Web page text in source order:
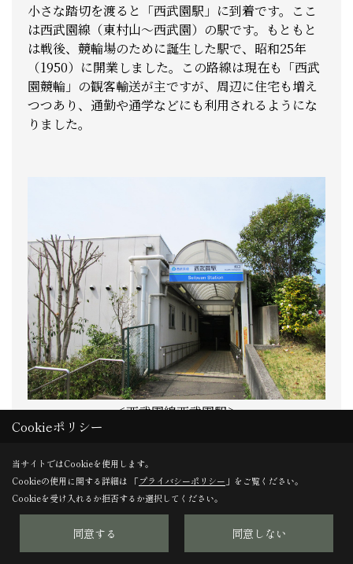
小さな踏切を渡ると「西武園駅」に到着です。ここ
は西武園線（東村山～西武園）の駅です。もともと
は戦後、競輪場のために誕生した駅で、昭和25年
（1950）に開業しました。この路線は現在も「西武
園競輪」の観客輸送が主ですが、周辺に住宅も増え
つつあり、通勤や通学などにも利用されるようにな
りました。
＜西武園線西武園駅＞
Cookieポリシー
当サイトではCookieを使用します。
Cookieの使用に関する詳細は 「プライバシーポリシー 」をご覧ください。
Cookieを受け入れるか拒否するか選択してください。
同意する 同意しない